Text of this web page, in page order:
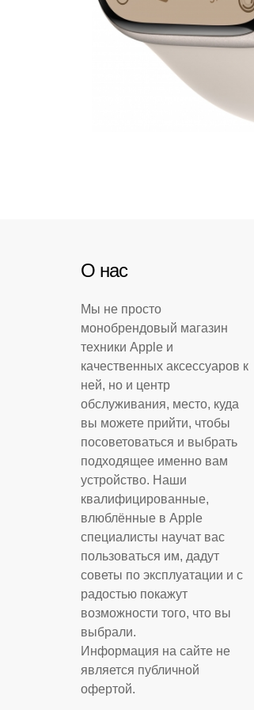
О нас
Мы не просто
монобрендовый магазин
техники Apple и
качественных аксессуаров к
ней, но и центр
обслуживания, место, куда
вы можете прийти, чтобы
посоветоваться и выбрать
подходящее именно вам
устройство. Наши
квалифицированные,
влюблённые в Apple
специалисты научат вас
пользоваться им, дадут
советы по эксплуатации и с
радостью покажут
возможности того, что вы
выбрали.
Информация на сайте не
является публичной
офертой.